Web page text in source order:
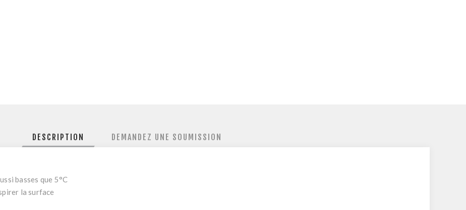
DESCRIPTION DEMANDEZ UNE SOUMISSION
basses que 5°C
la surface